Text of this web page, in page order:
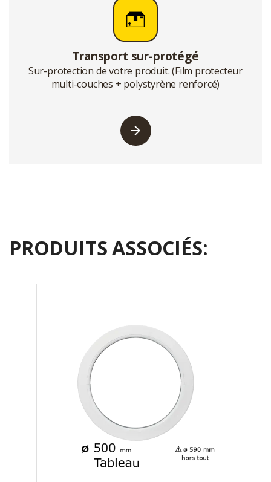
Transport sur-protégé
Sur-protection de votre produit. (Film protecteur
multi-couches + polystyrène renforcé)
PRODUITS ASSOCIÉS: